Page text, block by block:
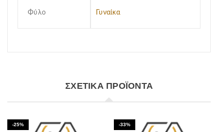
Φύλο Γυναίκα
ΣΧΕΤΙΚΆ ΠΡΟΪΌΝΤΑ
-25% -33%